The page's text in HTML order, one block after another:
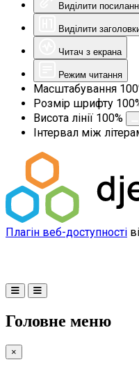
Виділити
Виділити
Читач з екрана
Режим читання
Масштабування 100
Розмір шрифту 100
Висота лінії 100%
Інтервал між
Плагін веб-доступності
Головне меню
×